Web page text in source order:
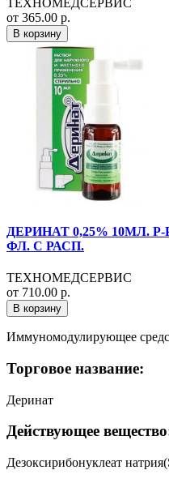
от 365.00 р.
В корзину
ДЕРИНАТ 0,25% 10МЛ.
ФЛ. С РАСП.
ТЕХНОМЕДСЕРВИС
от 710.00 р.
В корзину
Иммуномодулирующее
Торговое название:
Деринат
Действующее
Дезоксирибонуклеат